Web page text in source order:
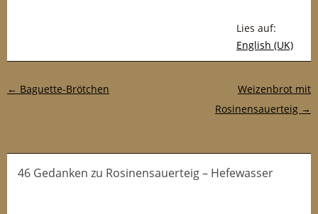
Lies auf:
English (UK)
Post-Navigation
← Baguette-Brötchen
Weizenbrot mit
Rosinensauerteig →
46 Gedanken zu Rosinensauerteig – Hefewasser